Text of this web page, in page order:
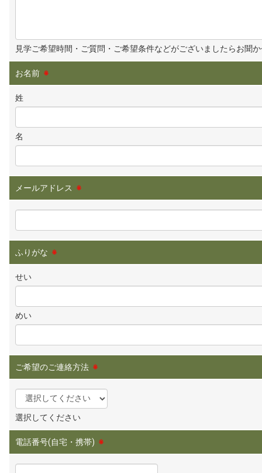
見学ご希望時間・ご質問・ご希望条件などがございましたらお聞
お名前 ※
姓
名
メールアドレス ※
ふりがな ※
せい
めい
ご希望のご連絡方法 ※
選択してください
電話番号(自宅・携帯) ※